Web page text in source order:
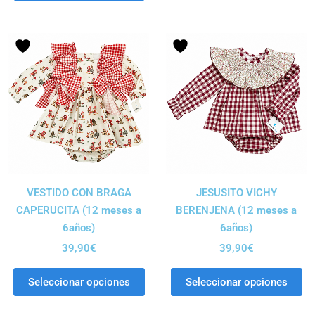
VESTIDO CON BRAGA
CAPERUCITA (12 meses a
6años)
39,90€
Seleccionar opciones
JESUSITO VICHY
BERENJENA (12 meses a
6años)
39,90€
Seleccionar opciones